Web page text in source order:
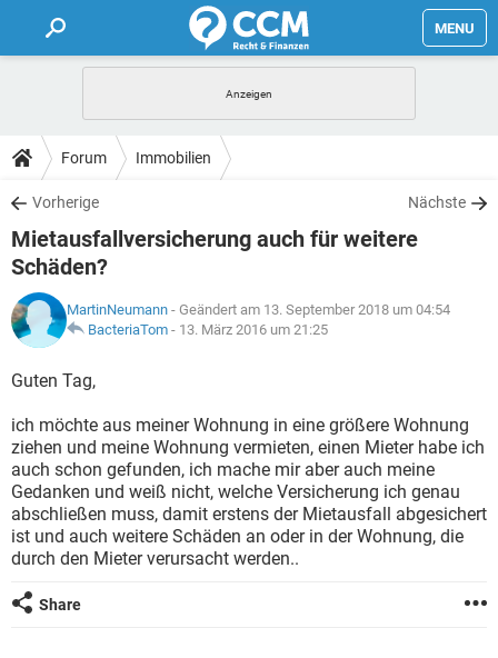
MENU
FORUM
TIPPS
LEXIKON
Forum Immobilien
Vorherige Nächste
Mietausfallversicherung auch für weitere
Schäden?
MartinNeumann - Geändert am 13. September 2018 um 04:54
BacteriaTom - 13. März 2016 um 21:25
Guten Tag,
ich möchte aus meiner Wohnung in eine größere Wohnung
ziehen und meine Wohnung vermieten, einen Mieter habe ich
auch schon gefunden, ich mache mir aber auch meine
Gedanken und weiß nicht, welche Versicherung ich genau
abschließen muss, damit erstens der Mietausfall abgesichert
ist und auch weitere Schäden an oder in der Wohnung, die
durch den Mieter verursacht werden..
Share